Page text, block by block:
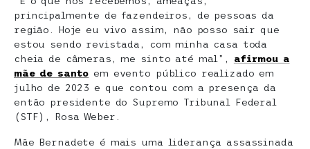
principalmente de fazendeiros, de pessoas da
região. Hoje eu vivo assim, não posso sair que
estou sendo revistada, com minha casa toda
cheia de câmeras, me sinto até mal”, afirmou a
mãe de santo em evento público realizado em
julho de 2023 e que contou com a presença da
então presidente do Supremo Tribunal Federal
(STF), Rosa Weber.
Mãe Bernadete é mais uma liderança assassinada